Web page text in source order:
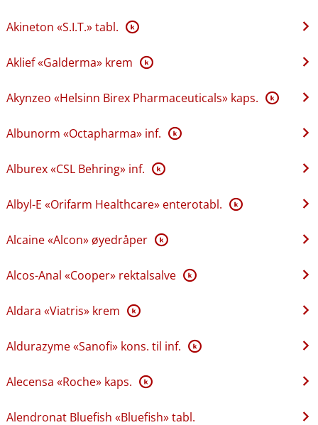
Akineton «S.I.T.» tabl. K
Aklief «Galderma» krem K
Akynzeo «Helsinn Birex Pharmaceuticals» kaps. K
Albunorm «Octapharma» inf. K
Alburex «CSL Behring» inf. K
Albyl-E «Orifarm Healthcare» enterotabl. K
Alcaine «Alcon» øyedråper K
Alcos-Anal «Cooper» rektalsalve K
Aldara «Viatris» krem K
Aldurazyme «Sanofi» kons. til inf. K
Alecensa «Roche» kaps. K
Alendronat Bluefish «Bluefish» tabl.